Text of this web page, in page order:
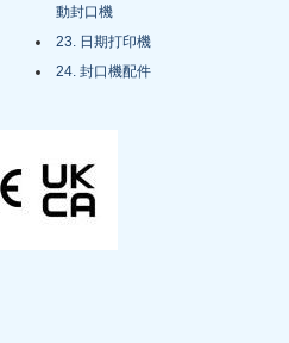
動封口機
23. 日期打印機
24. 封口機配件